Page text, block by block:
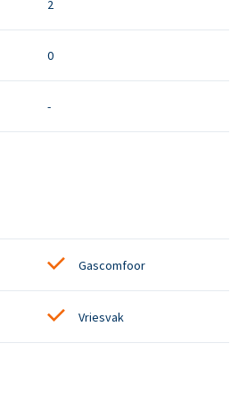
2
0
-
Gascomfoor
Vriesvak